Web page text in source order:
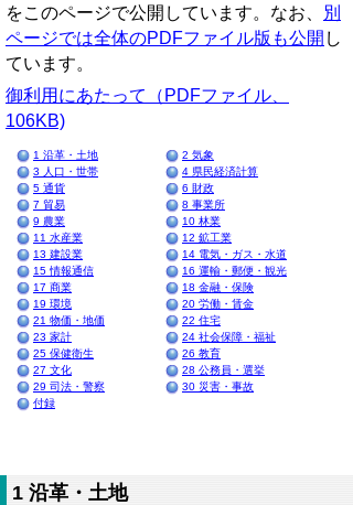
をこのページで公開しています。なお、
別
ページでは全体のPDFファイル版も公開 し
ています。
御利用にあたって（PDFファイル、
106KB)
1 沿革・土地
2 気象
3 人口・世帯
4 県民経済計算
5 通貨
6 財政
7 貿易
8 事業所
9 農業
10 林業
11 水産業
12 鉱工業
13 建設業
14 電気・ガス・水道
15 情報通信
16 運輸・郵便・観光
17 商業
18 金融・保険
19 環境
20 労働・賃金
21 物価・地価
22 住宅
23 家計
24 社会保障・福祉
25 保健衛生
26 教育
27 文化
28 公務員・選挙
29 司法・警察
30 災害・事故
付録
1 沿革・土地